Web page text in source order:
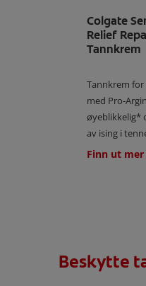
Colgate
Relief
Tannkrem
Tannkrem
med Pro-
øyeblikkelig*
av ising i
Finn ut mer
Beskytte